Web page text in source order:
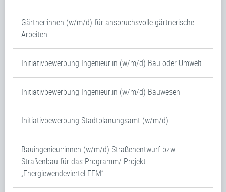
Gärtner:innen (w/m/d) für anspruchsvolle gärtnerische
Arbeiten
Initiativbewerbung Ingenieur:in (w/m/d) Bau oder Umwelt
Initiativbewerbung Ingenieur:in (w/m/d) Bauwesen
Initiativbewerbung Stadtplanungsamt (w/m/d)
Bauingenieur:innen (w/m/d) Straßenentwurf bzw.
Straßenbau für das Programm/ Projekt
„Energiewendeviertel FFM“